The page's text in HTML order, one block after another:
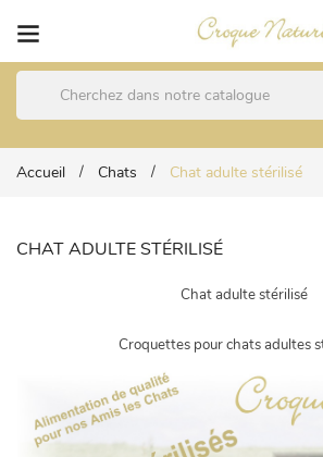
Accueil Chats Chat adulte stérilisé
CHAT ADULTE STÉRILISÉ
Chat adulte stérilisé
Croquettes pour chats adultes